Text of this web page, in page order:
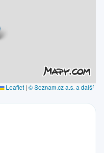
Leaflet | © Seznam.cz a.s. a další